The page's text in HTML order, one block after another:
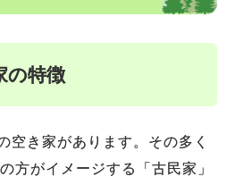
の特徴
空き家があります。その多く
方がイメージする「古民家」